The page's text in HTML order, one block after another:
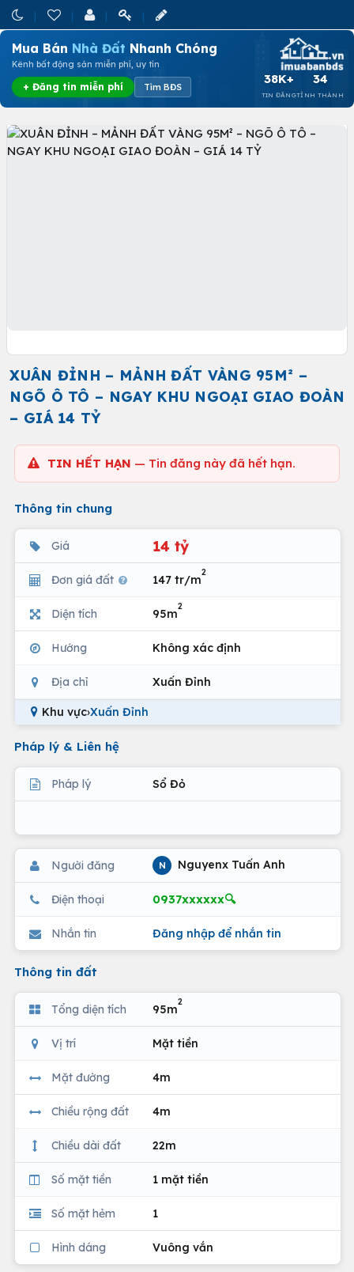
Mua Bán Nhà Đất Nhanh Chóng
Kênh bất động sản miễn phí, uy tín
+ Đăng tin miễn phí Tìm BĐS
38K+
TIN ĐĂNG
34
TỈNH THÀNH
XUÂN ĐỈNH – MẢNH ĐẤT VÀNG 95M² –
NGÕ Ô TÔ – NGAY KHU NGOẠI GIAO ĐOÀN
– GIÁ 14 TỶ
TIN HẾT HẠN — Tin đăng này đã hết hạn.
Thông tin chung
Giá 14 tỷ
Đơn giá đất 147 tr/m
2
Diện tích 95m
2
Hướng Không xác định
Địa chỉ Xuấn Đỉnh
Khu vực›Xuấn Đỉnh
Pháp lý & Liên hệ
Pháp lý Sổ Đỏ
Người đăng N Nguyenx Tuấn Anh
Điện thoại 0937xxxxxx🔍
Nhắn tin Đăng nhập để nhắn tin
Thông tin đất
Tổng diện tích 95m
2
Vị trí Mặt tiền
Mặt đường 4m
Chiều rộng đất 4m
Chiều dài đất 22m
Số mặt tiền 1 mặt tiền
Số mặt hẻm 1
Hình dáng Vuông vắn